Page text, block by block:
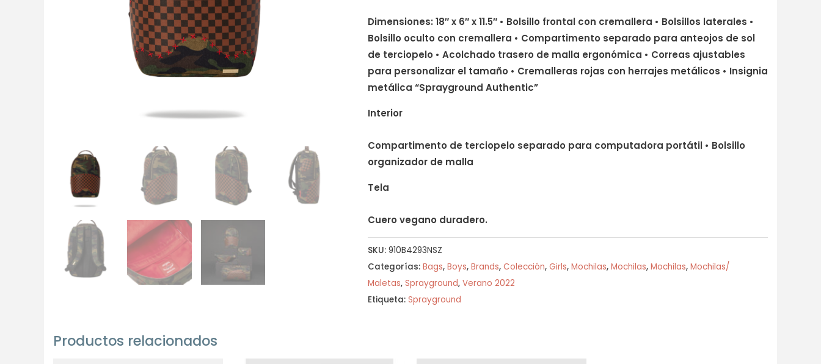
Dimensiones: 18″ x 6″ x 11.5″ • Bolsillo frontal con cremallera • Bolsillos laterales •
Bolsillo oculto con cremallera • Compartimento separado para anteojos de sol
de terciopelo • Acolchado trasero de malla ergonómica • Correas ajustables
para personalizar el tamaño • Cremalleras rojas con herrajes metálicos • Insignia
metálica “Sprayground Authentic”
Interior
Compartimento de terciopelo separado para computadora portátil • Bolsillo
organizador de malla
Tela
Cuero vegano duradero.
SKU: 910B4293NSZ
Categorías: Bags, Boys, Brands, Colección, Girls, Mochilas, Mochilas, Mochilas, Mochilas/
Maletas, Sprayground, Verano 2022
Etiqueta: Sprayground
Productos relacionados